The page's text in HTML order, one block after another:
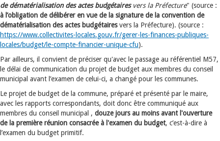
de dématérialisation des actes budgétairesvers la Préfecture" (source :
à l’obligation de délibérer en vue de la signature de la convention de
dématérialisation des actes budgétairesvers la Préfecture). (source :
https://www.collectivites-locales.gouv.fr/gerer-les-finances-publiques-
locales/budget/le-compte-financier-unique-cfu).
Par ailleurs, il convient de préciser qu'avec le passage au référentiel M57,
le délai de communication du projet de budget aux membres du conseil
municipal avant l’examen de celui-ci, a changé pour les communes.
Le projet de budget de la commune, préparé et présenté par le maire,
avec les rapports correspondants, doit donc être communiqué aux
membres du conseil municipal , douze jours au moins avant l'ouverture
de la première réunion consacrée à l'examen du budget, c’est-à-dire à
l’examen du budget primitif.